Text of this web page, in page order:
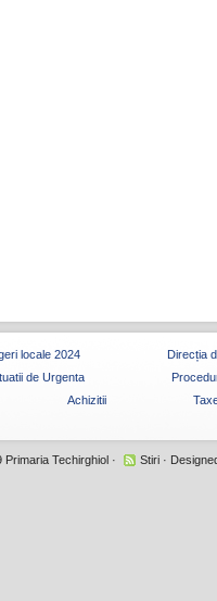
locale 2024
Direcția
de Urgenta
Achizitii
Primaria Techirghiol· Stiri·